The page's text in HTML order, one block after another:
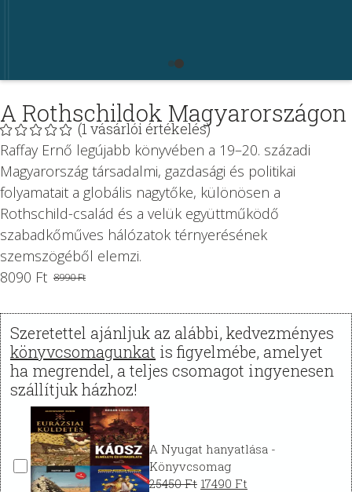
A Rothschildok Magyarországon
(1vásárlói értékelés)
Raffay Ernő legújabb könyvében a 19–20. századi
Magyarország társadalmi, gazdasági és politikai
folyamatait a globális nagytőke, különösen a
Rothschild-család és a velük együttműködő
szabadkőműves hálózatok térnyerésének
szemszögéből elemzi.
8990Ft
Original
was:
8990 Ft.
8090 Ft
Current
is:
8090 Ft.
Szeretettel ajánljuk az alábbi, kedvezményes
könyvcsomagunkat is figyelmébe, amelyet
ha megrendel, a teljes csomagot ingyenesen
szállítjuk házhoz!
A Nyugat hanyatlása -
Könyvcsomag
25450Ft Original
17490 Ft